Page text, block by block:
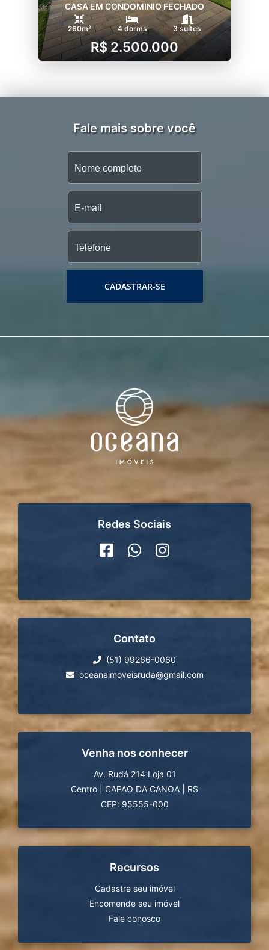
CASA EM CONDOMINIO FECHADO
260m² 4 dorms 3 suítes
R$ 2.500.000
Fale mais sobre você
CADASTRAR-SE
Redes Sociais
Contato
(51) 99266-0060
oceanaimoveisruda@gmail.com
Venha nos conhecer
Av. Rudá 214 Loja 01
Centro
CAPAO DA CANOA
RS
CEP: 95555-000
Recursos
Cadastre seu imóvel
Encomende seu imóvel
Fale conosco